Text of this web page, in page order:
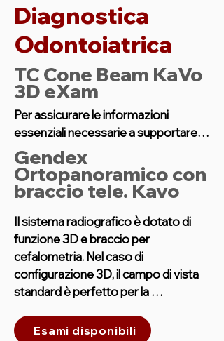
Diagnostica
Odontoiatrica
TC Cone Beam KaVo
3D eXam
Per assicurare le informazioni
essenziali necessarie a supportare
diagnosi accurate. Per favorire la
pianificazione dei trattamenti. Per
fornire una soluzione di imaging di
qualità di cui fidarsi realmente.
Modalità alta risoluzione - per
immagini estremamente nitide con
informazioni diagnostiche altamente
dettagliate con una dose molto
bassa di radiazioni.
Sicuramente l'applicazione principale
Gendex
Ortopanoramico con
braccio tele. Kavo
Il sistema radiografico è dotato di
funzione 3D e braccio per
cefalometria. Nel caso di
configurazione 3D, il campo di vista
standard è perfetto per la
essere opzionalmente esteso così
Esami disponibili